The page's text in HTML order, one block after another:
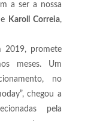
a ser a nossa
Karoll Correia,
2019, promete
meses. Um
no
chegou a
pela